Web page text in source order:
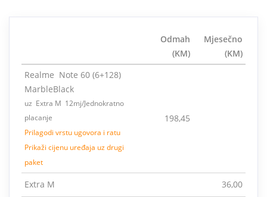
Odmah
(KM)
Mjesečno
(KM)
Realme Note 60 (6+128)
MarbleBlack
uz Extra M 12mj/Jednokratno
placanje
Prilagodi vrstu ugovora i ratu
Prikaži cijenu uređaja uz drugi
paket
198,45
Extra M 36,00